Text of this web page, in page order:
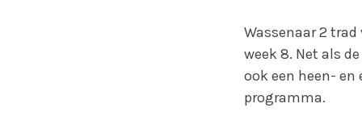
Wassenaar 2
week 8. Net als
ook een heen-
programma.